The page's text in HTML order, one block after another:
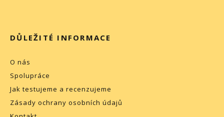
DŮLEŽITÉ INFORMACE
O nás
Spolupráce
Jak testujeme a recenzujeme
Zásady ochrany osobních údajů